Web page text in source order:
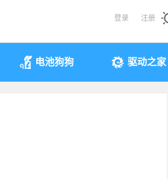
登录 注册
电池狗狗 驱动之家